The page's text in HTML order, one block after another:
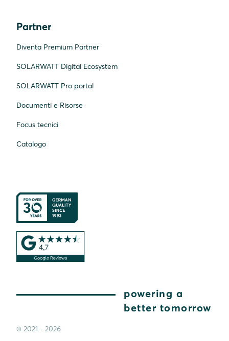
Partner
Diventa Premium Partner
SOLARWATT Digital Ecosystem
SOLARWATT Pro portal
Documenti e Risorse
Focus tecnici
Catalogo
powering a
better tomorrow
© 2021 - 2026